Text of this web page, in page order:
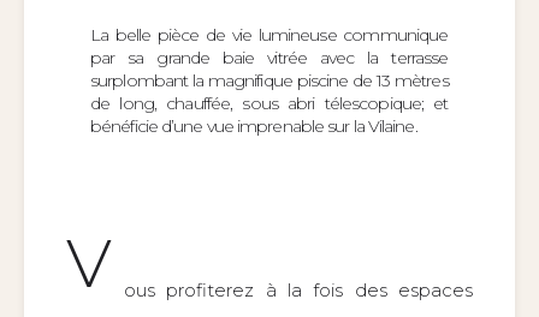
La belle pièce de vie lumineuse communique
par sa grande baie vitrée avec la terrasse
surplombant la magnifique piscine de 13 mètres
de long, chauffée, sous abri télescopique; et
bénéficie d’une vue imprenable sur la Vilaine.
V ous profiterez à la fois des espaces